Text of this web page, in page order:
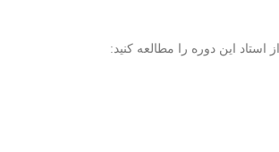
استاد این دوره را مطالعه کنید: